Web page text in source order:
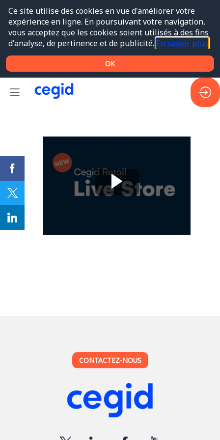
Retail
Live
store
-
Témoignage
CONTACTEZ-NOUS
Ce site utilise des cookies en vue d'améliorer votre
expérience en ligne. En poursuivant votre navigation,
vous acceptez que les cookies soient utilisés à des fins
d'analyse, de pertinence et de publicité. En savoir plus
OK